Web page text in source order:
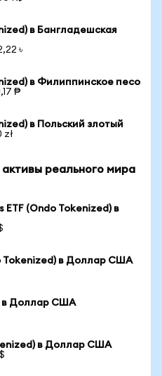
в Бангладешская
৳
в Филиппинское песо
₱
в Польский злотый
zł
реального мира
ETF (Ondo Tokenized) в
Tokenized) в Доллар США
в Доллар США
в Доллар США